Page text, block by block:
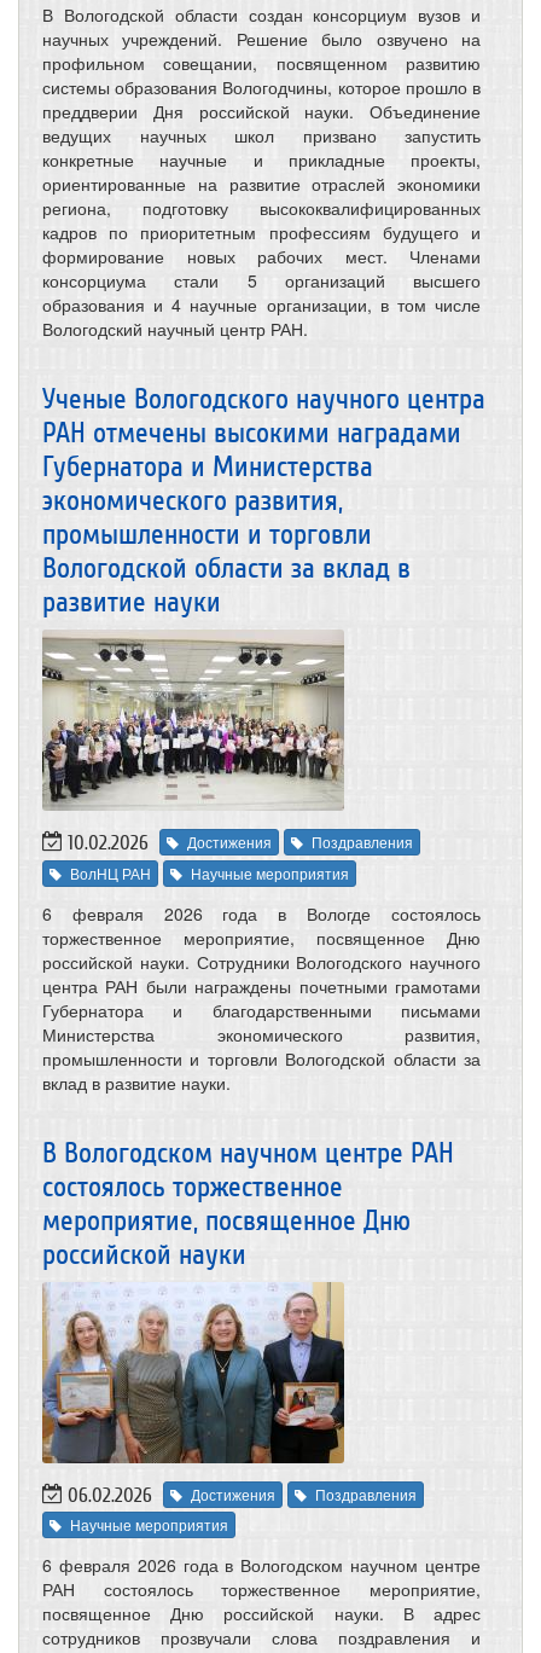
В Вологодской области создан консорциум вузов и
научных учреждений. Решение было озвучено на
профильном совещании, посвященном развитию
системы образования Вологодчины, которое прошло в
преддверии Дня российской науки. Объединение
ведущих научных школ призвано запустить
конкретные научные и прикладные проекты,
ориентированные на развитие отраслей экономики
региона, подготовку высококвалифицированных
кадров по приоритетным профессиям будущего и
формирование новых рабочих мест. Членами
консорциума стали 5 организаций высшего
образования и 4 научные организации, в том числе
Вологодский научный центр РАН.
Ученые Вологодского научного центра
РАН отмечены высокими наградами
Губернатора и Министерства
экономического развития,
промышленности и торговли
Вологодской области за вклад в
развитие науки
10.02.2026 Достижения
Поздравления
ВолНЦ РАН
Научные мероприятия
6 февраля 2026 года в Вологде состоялось
торжественное мероприятие, посвященное Дню
российской науки. Сотрудники Вологодского научного
центра РАН были награждены почетными грамотами
Губернатора и благодарственными письмами
Министерства экономического развития,
промышленности и торговли Вологодской области за
вклад в развитие науки.
В Вологодском научном центре РАН
состоялось торжественное
мероприятие, посвященное Дню
российской науки
06.02.2026 Достижения
Поздравления
Научные мероприятия
6 февраля 2026 года в Вологодском научном центре
РАН состоялось торжественное мероприятие,
посвященное Дню российской науки. В адрес
сотрудников прозвучали слова поздравления и